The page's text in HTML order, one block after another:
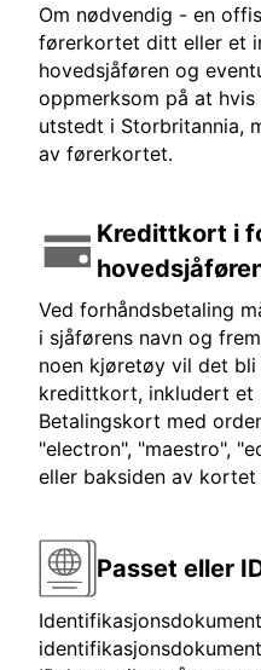
Om nødvendig - en
førerkortet ditt eller et
hovedsjåføren og
oppmerksom på at
utstedt i Storbritannia,
av førerkortet.
Kredittkort i
Ved forhåndsbetaling
i sjåførens navn og
noen kjøretøy vil det
kredittkort, inkludert et
Betalingskort med
"electron", "maestro",
eller baksiden av
Passet eller